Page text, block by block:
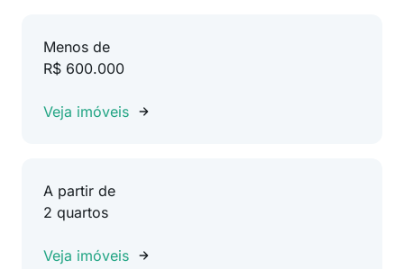
Menos de
R$ 600.000
Veja imóveis
A partir de
2 quartos
Veja imóveis